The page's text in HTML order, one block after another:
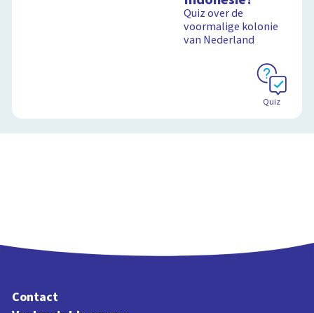
Quiz over de
voormalige kolonie
van Nederland
Quiz
Contact